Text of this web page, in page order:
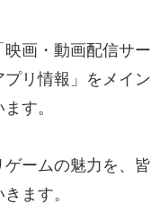
画・動画配信サー
リ情報」をメイン
す。
ームの魅力を、皆
ます。